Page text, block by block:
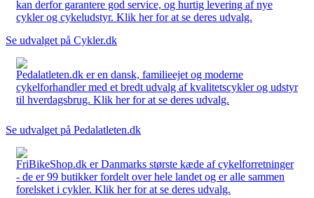
kan derfor garantere god service, og hurtig levering af nye
cykler og cykeludstyr. Klik her for at se deres udvalg.
Se udvalget på Cykler.dk
Pedalatleten.dk er en dansk, familieejet og moderne
cykelforhandler med et bredt udvalg af kvalitetscykler og udstyr
til hverdagsbrug. Klik her for at se deres udvalg.
Se udvalget på Pedalatleten.dk
FriBikeShop.dk er Danmarks største kæde af cykelforretninger
- de er 99 butikker fordelt over hele landet og er alle sammen
forelsket i cykler. Klik her for at se deres udvalg.